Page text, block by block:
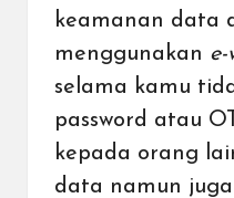
keamanan data
menggunakan e-
selama kamu
password atau
kepada orang
data namun